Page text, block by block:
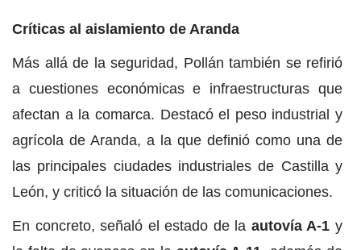
Críticas al aislamiento de Aranda
Más allá de la seguridad, Pollán también se refirió
a cuestiones económicas e infraestructuras que
afectan a la comarca. Destacó el peso industrial y
agrícola de Aranda, a la que definió como una de
las principales ciudades industriales de Castilla y
León, y criticó la situación de las comunicaciones.
En concreto, señaló el estado de la autovía A-1 y